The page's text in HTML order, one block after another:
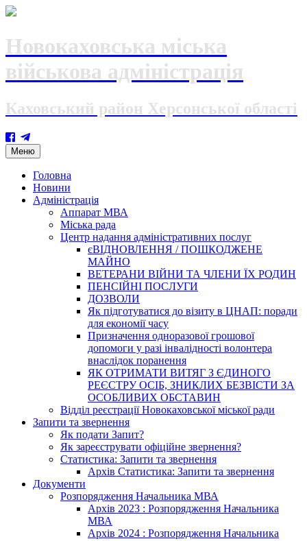
Новокаховська міська
військова адміністрація
Каховський район Херсонської області
Меню Skip
to
content
Головна
Новини
Адміністрація
Аппарат МВА
Міська рада
Центр надання адміністративних послуг
єВІДНОВЛЕННЯ / ПОШКОДЖЕНЕ
МАЙНО
ВЕТЕРАНИ ВІЙНИ ТА ЧЛЕНИ ЇХ РОДИН
ПЕНСІЙНІ ПОСЛУГИ
ДОЗВОЛИ
Як підготуватися до візиту в ЦНАП: поради
для економії часу
Призначення одноразової грошової
допомоги у разі інвалідності волонтера
внаслідок поранення
ЯК ОТРИМАТИ ВИТЯГ З ЄДИНОГО
РЕЄСТРУ ОСІБ, ЗНИКЛИХ БЕЗВІСТИ ЗА
ОСОБЛИВИХ ОБСТАВИН
Відділ реєстрації Новокаховської міської ради
Запити та звернення
Як подати Запит?
Як зареєструвати офіційне звернення?
Статистика: Запити та звернення
Архів Статистика: Запити та звернення
Документи
Розпорядження Начальника МВА
Архів 2023 : Розпорядження Начальника
МВА
Архів 2024 : Розпорядження Начальника